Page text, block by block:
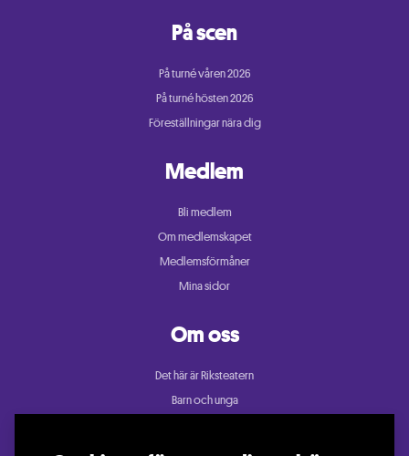
På scen
På turné våren 2026
På turné hösten 2026
Föreställningar nära dig
Medlem
Bli medlem
Om medlemskapet
Medlemsförmåner
Mina sidor
Om oss
Det här är Riksteatern
Barn och unga